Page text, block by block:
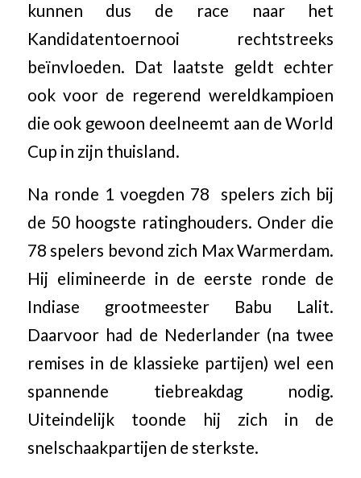
kunnen dus de race naar het
Kandidatentoernooi rechtstreeks
beïnvloeden. Dat laatste geldt echter
ook voor de regerend wereldkampioen
die ook gewoon deelneemt aan de World
Cup in zijn thuisland.
Na ronde 1 voegden 78 spelers zich bij
de 50 hoogste ratinghouders. Onder die
78 spelers bevond zich Max Warmerdam.
Hij elimineerde in de eerste ronde de
Indiase grootmeester Babu Lalit.
Daarvoor had de Nederlander (na twee
remises in de klassieke partijen) wel een
spannende tiebreakdag nodig.
Uiteindelijk toonde hij zich in de
snelschaakpartijen de sterkste.